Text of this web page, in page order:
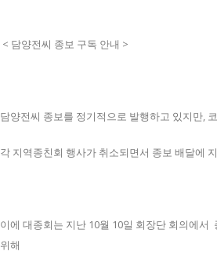
< 담양전씨 종보 구독 안내 >
담양전씨 종보를 정기적으로 발행하고 있지만,
각 지역종친회 행사가 취소되면서 종보 배달에
이에 대종회는 지난 10월 10일 회장단 회의에서
위해